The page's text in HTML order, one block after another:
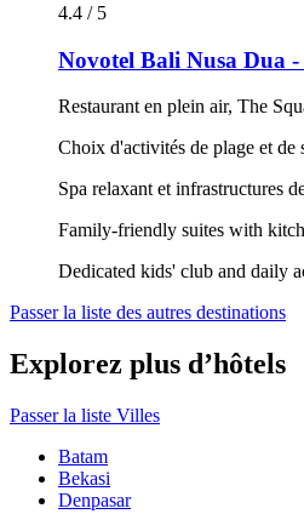
4.4 / 5
Novotel Bali Nusa Dua -
Restaurant en plein air, The
Choix d'activités de plage et de
Spa relaxant et infrastructures
Family-friendly suites with
Dedicated kids' club and daily
Passer la liste des autres destinations
Explorez plus d’hôtels
Passer la liste Villes
Batam
Bekasi
Denpasar